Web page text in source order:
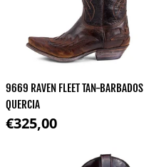
9669 RAVEN FLEET TAN-BARBADOS
QUERCIA
Normale prijs
€325,00